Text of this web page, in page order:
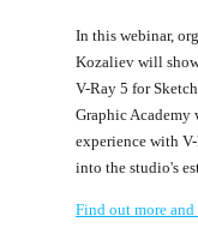
In this webinar,
Kozaliev will
V-Ray 5 for
Graphic
experience with
into the studio's
Find out more and